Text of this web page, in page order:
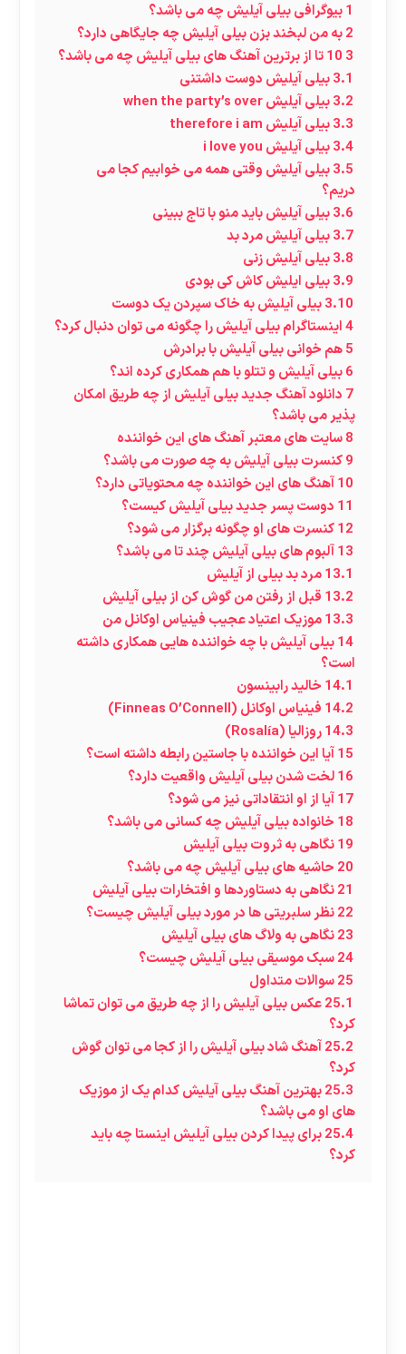
1بیوگرافی بیلی آیلیش چه می باشد؟
2به من لبخند بزن بیلی آیلیش چه جایگاهی دارد؟
3 10 تا از برترین آهنگ های بیلی آیلیش چه می باشد؟
3.1بیلی آیلیش دوست داشتنی
3.2بیلی آیلیش when the party’s over
3.3بیلی آیلیش therefore i am
3.4بیلی آیلیش i love you
3.5بیلی آیلیش وقتی همه می خوابیم کجا می
دریم؟
3.6بیلی آیلیش باید منو با تاج ببینی
3.7بیلی آیلیش مرد بد
3.8بیلی آیلیش زنی
3.9بیلی ایلیش کاش کی بودی
3.10بیلی آیلیش به خاک سپردن یک دوست
4اینستاگرام بیلی آیلیش را چگونه می توان دنبال کرد؟
5هم خوانی بیلی آیلیش با برادرش
6بیلی آیلیش و تتلو با هم همکاری کرده اند؟
7 دانلود آهنگ جدید بیلی آیلیش از چه طریق امکان
پذیر می باشد؟
8سایت های معتبر آهنگ های این خواننده
9کنسرت بیلی آیلیش به چه صورت می باشد؟
10آهنگ های این خواننده چه محتویاتی دارد؟
11 دوست پسر جدید بیلی آیلیش کیست؟
12کنسرت های او چگونه برگزار می شود؟
13آلبوم های بیلی آیلیش چند تا می باشد؟
13.1مرد بد بیلی از آیلیش
13.2 قبل از رفتن من گوش کن از بیلی آیلیش
13.3موزیک اعتیاد عجیب فینیاس اوکانل من
14بیلی آیلیش با چه خواننده هایی همکاری داشته
است؟
14.1 خالید رابینسون
14.2 فینیاس اوکانل (Finneas O’Connell)
14.3روزالیا (Rosalía)
15آیا این خواننده با جاستین رابطه داشته است؟
16لخت شدن بیلی آیلیش واقعیت دارد؟
17آیا از او انتقاداتی نیز می شود؟
18 خانواده بیلی آیلیش چه کسانی می باشد؟
19نگاهی به ثروت بیلی آیلیش
20 حاشیه های بیلی آیلیش چه می باشد؟
21نگاهی به دستاوردها و افتخارات بیلی آیلیش
22نظر سلبریتی ها در مورد بیلی آیلیش چیست؟
23نگاهی به ولاگ های بیلی آیلیش
24سبک موسیقی بیلی آیلیش چیست؟
25سوالات متداول
25.1عکس بیلی آیلیش را از چه طریق می توان تماشا
کرد؟
25.2آهنگ شاد بیلی آیلیش را از کجا می توان گوش
کرد؟
25.3بهترین آهنگ بیلی آیلیش کدام یک از موزیک
های او می باشد؟
25.4برای پیدا کردن بیلی آیلیش اینستا چه باید
کرد؟